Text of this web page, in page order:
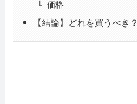
価格
【結論】どれを買うべき？